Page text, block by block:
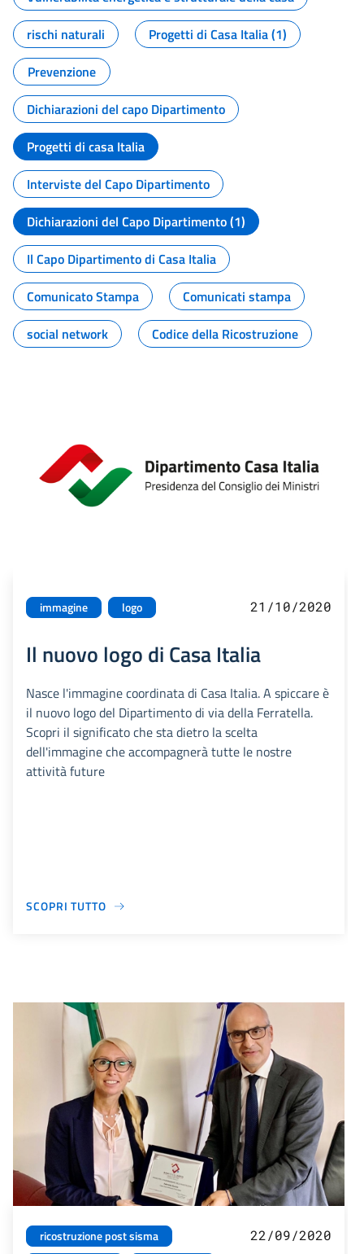
rischi naturali
Progetti di Casa Italia (1)
Prevenzione
Dichiarazioni del capo Dipartimento
Progetti di casa Italia
Interviste del Capo Dipartimento
Dichiarazioni del Capo Dipartimento (1)
Il Capo Dipartimento di Casa Italia
Comunicato Stampa
Comunicati stampa
social network
Codice della Ricostruzione
immagine logo 21/10/2020
Il nuovo logo di Casa Italia
Nasce l'immagine coordinata di Casa Italia. A spiccare è
il nuovo logo del Dipartimento di via della Ferratella.
Scopri il significato che sta dietro la scelta
dell'immagine che accompagnerà tutte le nostre
attività future
SCOPRI TUTTO
ricostruzione post sisma
22/09/2020